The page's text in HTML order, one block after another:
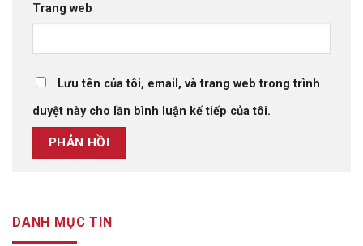
Trang web
Lưu tên của tôi, email, và trang web trong trình
duyệt này cho lần bình luận kế tiếp của tôi.
DANH MỤC TIN